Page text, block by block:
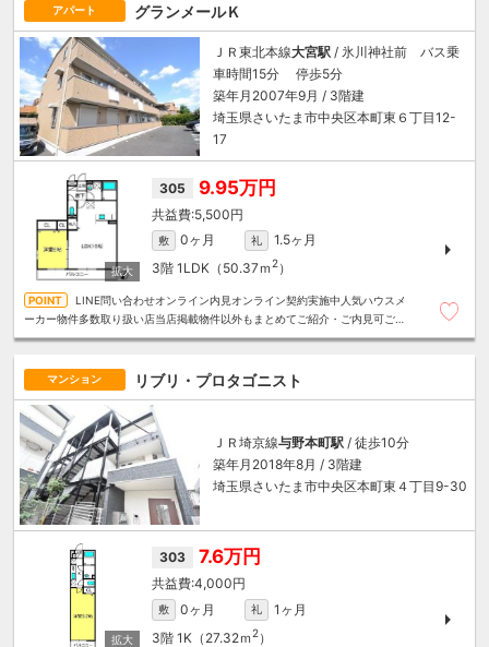
アパート グランメールＫ
ＪＲ東北本線大宮駅 / 氷川神社前 バス乗
車時間15分 停歩5分
築年月2007年9月 / 3階建
埼玉県さいたま市中央区本町東６丁目12-
17
305 9.95万円
5,500円
敷 0ヶ月 礼
1.5ヶ月
3階 1LDK（50.37ｍ 2）
LINE問い合わせオンライン内見オンライン契約実施中人気ハウスメ
ーカー物件多数取り扱い店当店掲載物件以外もまとめてご紹介・ご内見可ご予
マンション リブリ・プロタゴニスト
ＪＲ埼京線与野本町駅 / 徒歩10分
築年月2018年8月 / 3階建
埼玉県さいたま市中央区本町東４丁目9-30
303 7.6万円
4,000円
敷 0ヶ月 礼
1ヶ月
3階 1K（27.32ｍ 2）